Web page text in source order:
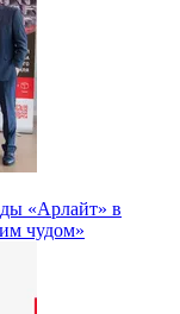
«Арлайт» в
чудом»